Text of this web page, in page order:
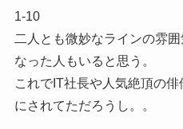
1-10
二人とも微妙なラインの雰
なった人もいると思う。
これでIT社長や人気絶頂の
にされてただろうし。。